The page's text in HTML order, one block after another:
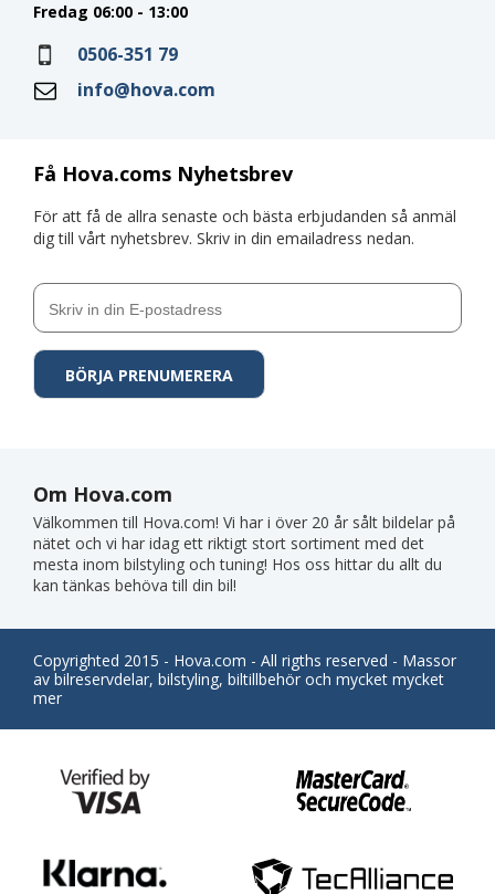
Få Hova.coms Nyhetsbrev
För att få de allra senaste och bästa erbjudanden så anmäl
dig till vårt nyhetsbrev. Skriv in din emailadress nedan.
Fredag 06:00 - 13:00
0506-351 79
info@hova.com
Om Hova.com
Välkommen till Hova.com! Vi har i över 20 år sålt bildelar på
nätet och vi har idag ett riktigt stort sortiment med det
mesta inom bilstyling och tuning! Hos oss hittar du allt du
kan tänkas behöva till din bil!
Copyrighted 2015 - Hova.com - All rigths reserved - Massor
av bilreservdelar, bilstyling, biltillbehör och mycket mycket
mer